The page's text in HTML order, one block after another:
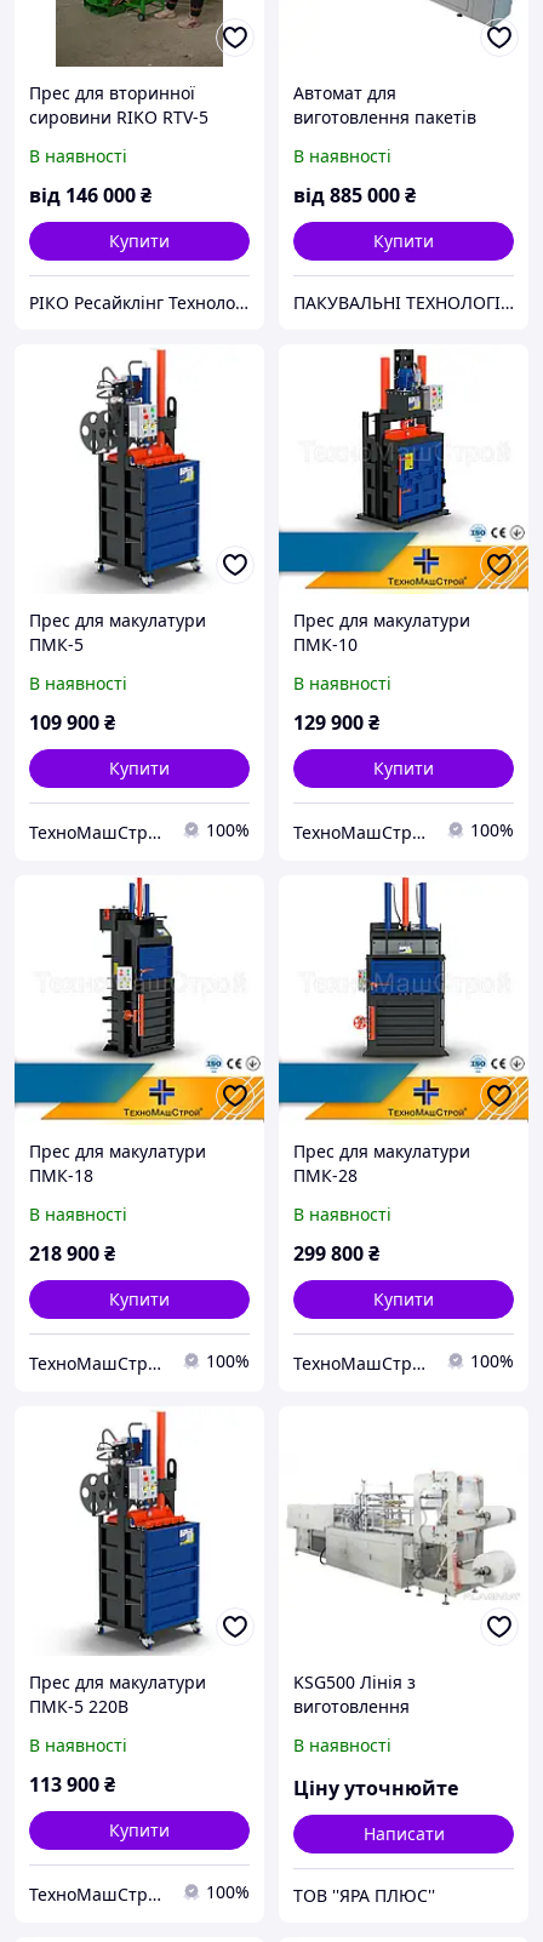
Прес для вторинної
сировини RIKO RTV-5
В наявності
від 146 000₴
Купити
РІКО Ресайклінг Технолоджі
Автомат для
виготовлення пакетів
В наявності
від885 000₴
Купити
ПАКУВАЛЬНІ ТЕХНОЛОГІЇ ЕКСПОРТ
Прес для макулатури
ПМК-5
В наявності
109 900₴
Купити
ТехноМашСтрой 100%
Прес для макулатури
ПМК-10
В наявності
129 900₴
Купити
ТехноМашСтрой 100%
Прес для макулатури
ПМК-18
В наявності
218 900₴
Купити
ТехноМашСтрой 100%
Прес для макулатури
ПМК-28
В наявності
299 800₴
Купити
ТехноМашСтрой 100%
Прес для макулатури
ПМК-5 220В
В наявності
113 900₴
Купити
ТехноМашСтрой 100%
KSG500 Лінія з
виготовлення
(HDPE) (Б/У)
В наявності
Ціну уточнюйте
Написати
ТОВ ''ЯРА ПЛЮС''